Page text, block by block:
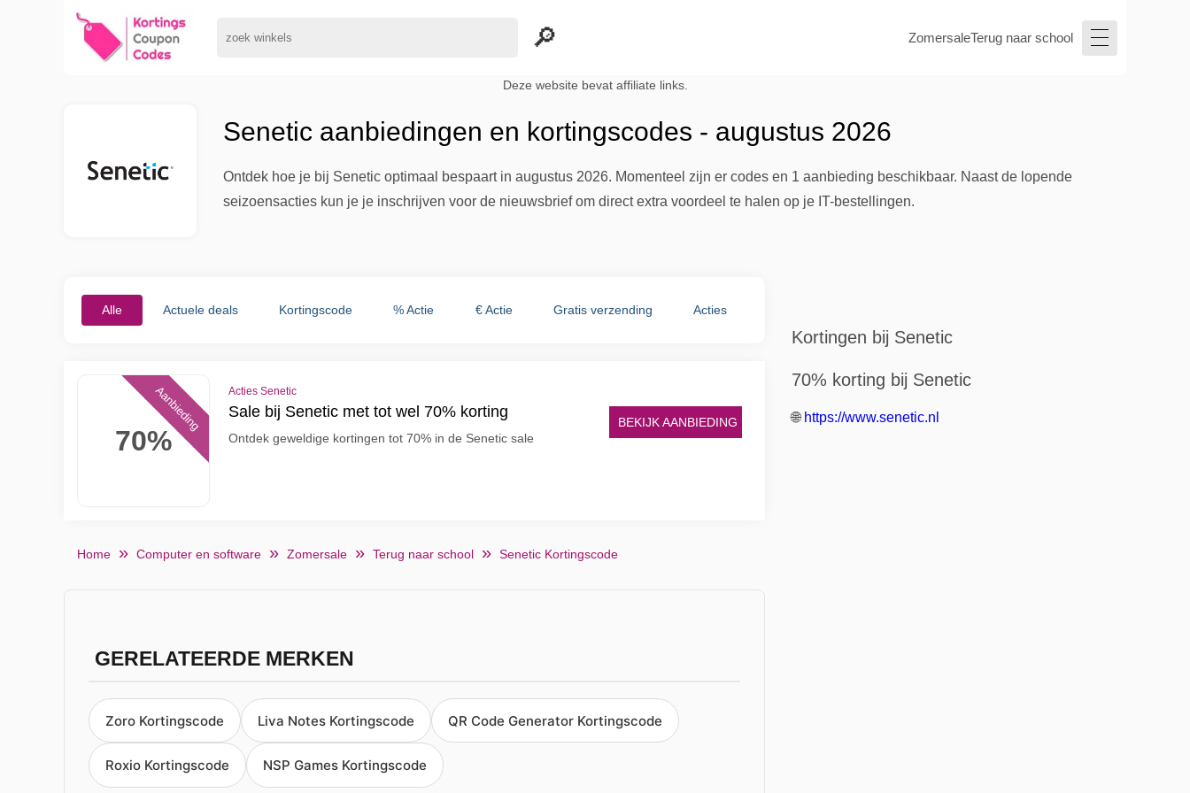
ZomersaleTerug naar school
Deze website bevat affiliate links.
Senetic aanbiedingen en kortingscodes - augustus 2026
Ontdek hoe je bij Senetic optimaal bespaart in augustus 2026. Momenteel zijn er codes en 1 aanbieding beschikbaar. Naast de lopende
seizoensacties kun je je inschrijven voor de nieuwsbrief om direct extra voordeel te halen op je IT-bestellingen.
Alle Actuele deals Kortingscode % Actie € Actie Gratis verzending Acties
70%
Aanbieding Acties Senetic
Sale bij Senetic met tot wel 70% korting
Ontdek geweldige kortingen tot 70% in de Senetic sale
BEKIJK AANBIEDING
Home Computer en software Zomersale Terug naar school Senetic Kortingscode
GERELATEERDE MERKEN
Zoro Kortingscode Liva Notes Kortingscode QR Code Generator Kortingscode
Roxio Kortingscode NSP Games Kortingscode
Kortingen bij Senetic
70% korting bij Senetic
🌐 https://www.senetic.nl